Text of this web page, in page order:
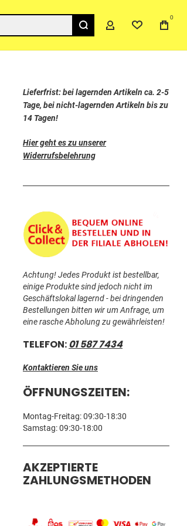
Suche 0
Lieferfrist: bei lagernden Artikeln ca. 2-5
Tage, bei nicht-lagernden Artikeln bis zu
14 Tagen!
Hier geht es zu unserer
Widerrufsbelehrung
Achtung! Jedes Produkt ist bestellbar,
einige Produkte sind jedoch nicht im
Geschäftslokal lagernd - bei dringenden
Bestellungen bitten wir um Anfrage, um
eine rasche Abholung zu gewährleisten!
TELEFON:01 587 7434
Kontaktieren Sie uns
ÖFFNUNGSZEITEN:
Montag-Freitag: 09:30-18:30
Samstag: 09:30-18:00
AKZEPTIERTE
ZAHLUNGSMETHODEN